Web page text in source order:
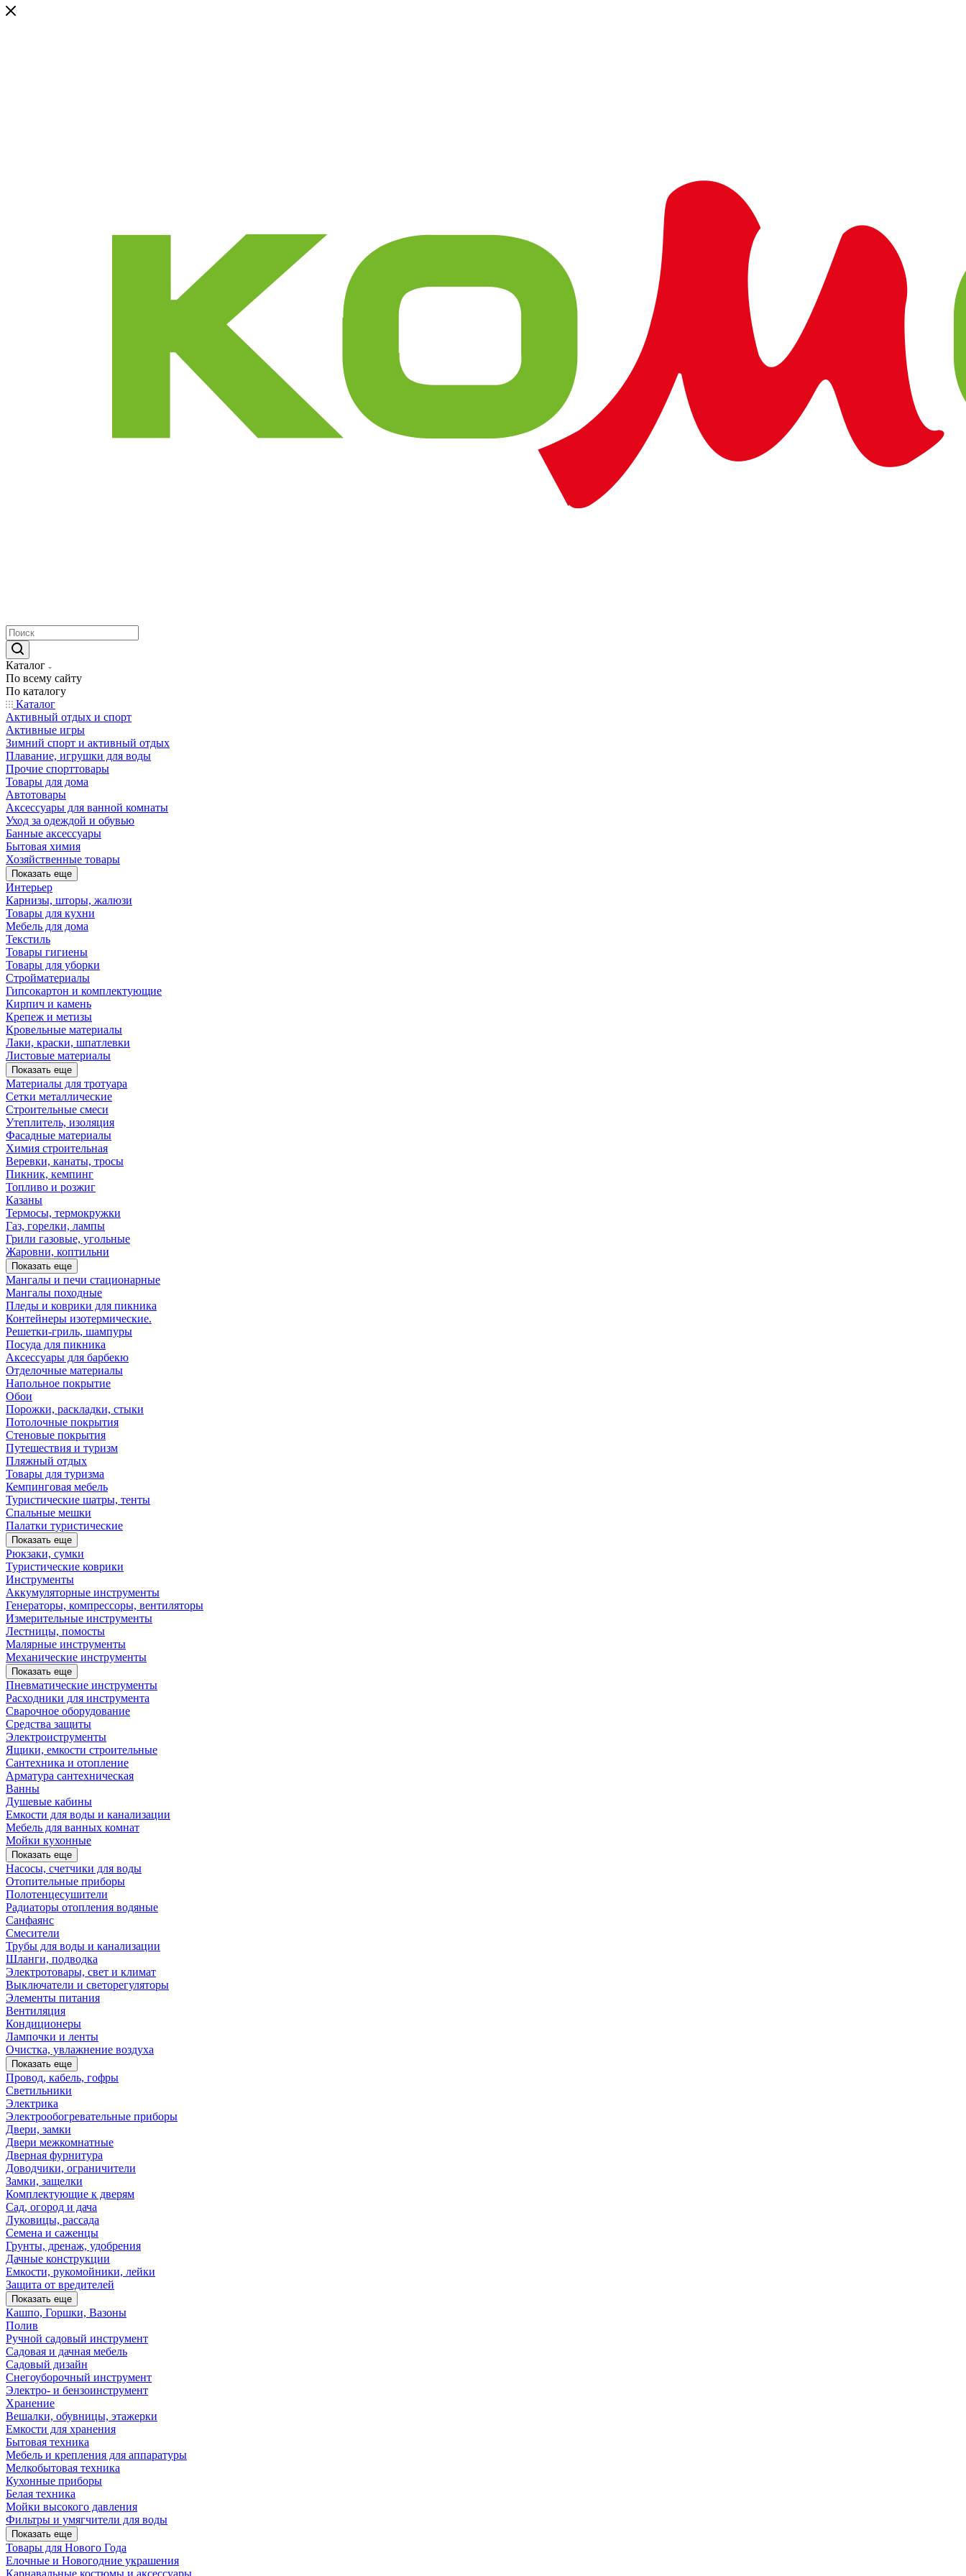
Каталог
По всему сайту
По каталогу
Каталог
Активный отдых и спорт
Активные игры
Зимний спорт и активный отдых
Плавание, игрушки для воды
Прочие спорттовары
Товары для дома
Автотовары
Аксессуары для ванной комнаты
Уход за одеждой и обувью
Банные аксессуары
Бытовая химия
Хозяйственные товары
Показать еще
Интерьер
Карнизы, шторы, жалюзи
Товары для кухни
Мебель для дома
Текстиль
Товары гигиены
Товары для уборки
Стройматериалы
Гипсокартон и комплектующие
Кирпич и камень
Крепеж и метизы
Кровельные материалы
Лаки, краски, шпатлевки
Листовые материалы
Показать еще
Материалы для тротуара
Сетки металлические
Строительные смеси
Утеплитель, изоляция
Фасадные материалы
Химия строительная
Веревки, канаты, тросы
Пикник, кемпинг
Топливо и розжиг
Казаны
Термосы, термокружки
Газ, горелки, лампы
Грили газовые, угольные
Жаровни, коптильни
Показать еще
Мангалы и печи стационарные
Мангалы походные
Пледы и коврики для пикника
Контейнеры изотермические.
Решетки-гриль, шампуры
Посуда для пикника
Аксессуары для барбекю
Отделочные материалы
Напольное покрытие
Обои
Порожки, раскладки, стыки
Потолочные покрытия
Стеновые покрытия
Путешествия и туризм
Пляжный отдых
Товары для туризма
Кемпинговая мебель
Туристические шатры, тенты
Спальные мешки
Палатки туристические
Показать еще
Рюкзаки, сумки
Туристические коврики
Инструменты
Аккумуляторные инструменты
Генераторы, компрессоры, вентиляторы
Измерительные инструменты
Лестницы, помосты
Малярные инструменты
Механические инструменты
Показать еще
Пневматические инструменты
Расходники для инструмента
Сварочное оборудование
Средства защиты
Электроиструменты
Ящики, емкости строительные
Сантехника и отопление
Арматура сантехническая
Ванны
Душевые кабины
Емкости для воды и канализации
Мебель для ванных комнат
Мойки кухонные
Показать еще
Насосы, счетчики для воды
Отопительные приборы
Полотенцесушители
Радиаторы отопления водяные
Санфаянс
Смесители
Трубы для воды и канализации
Шланги, подводка
Электротовары, свет и климат
Выключатели и светорегуляторы
Элементы питания
Вентиляция
Кондиционеры
Лампочки и ленты
Очистка, увлажнение воздуха
Показать еще
Провод, кабель, гофры
Светильники
Электрика
Электрообогревательные приборы
Двери, замки
Двери межкомнатные
Дверная фурнитура
Доводчики, ограничители
Замки, защелки
Комплектующие к дверям
Сад, огород и дача
Луковицы, рассада
Семена и саженцы
Грунты, дренаж, удобрения
Дачные конструкции
Емкости, рукомойники, лейки
Защита от вредителей
Показать еще
Кашпо, Горшки, Вазоны
Полив
Ручной садовый инструмент
Садовая и дачная мебель
Садовый дизайн
Снегоуборочный инструмент
Электро- и бензоинструмент
Хранение
Вешалки, обувницы, этажерки
Емкости для хранения
Бытовая техника
Мебель и крепления для аппаратуры
Мелкобытовая техника
Кухонные приборы
Белая техника
Мойки высокого давления
Фильтры и умягчители для воды
Показать еще
Товары для Нового Года
Елочные и Новогодние украшения
Карнавальные костюмы и аксессуары